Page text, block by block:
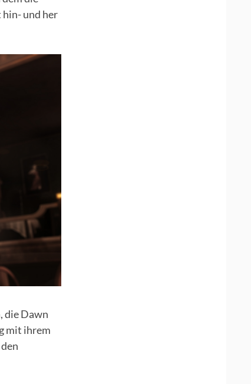
hin- und her
die Dawn
mit ihrem